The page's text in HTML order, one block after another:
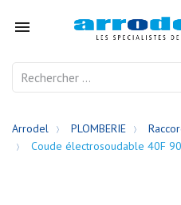

Arrodel PLOMBERIE
Coude électrosoudable 40F